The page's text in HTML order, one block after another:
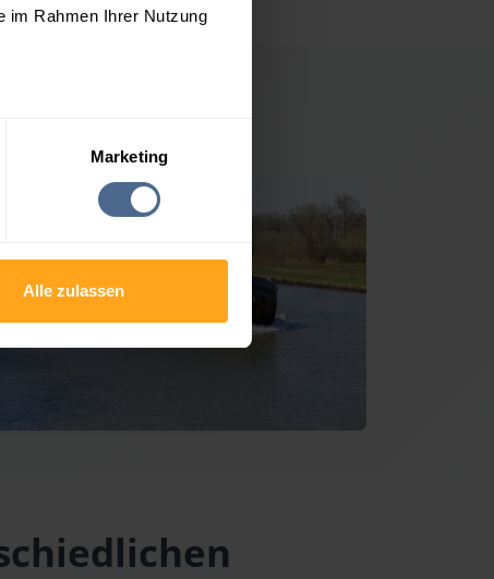
im Rahmen Ihrer Nutzung
Marketing
Alle zulassen